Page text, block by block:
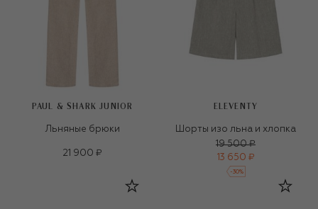
PAUL & SHARK JUNIOR
Льняные брюки
21 900 ₽
ELEVENTY
Шорты изо льна и хлопка
19 500 ₽
13 650 ₽
-30%